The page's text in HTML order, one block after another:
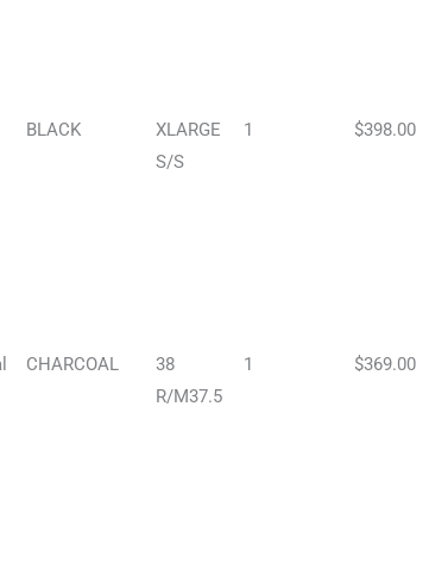
BLACK
XLARGE
S/S
1 $398.00
CHARCOAL
38
R/M37.5
1 $369.00